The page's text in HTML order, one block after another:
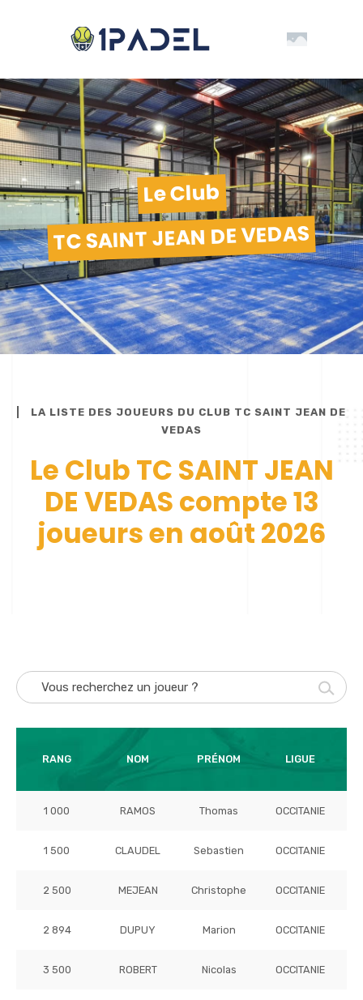
Le Club
TC SAINT JEAN DE VEDAS
LA LISTE DES JOUEURS DU CLUB TC SAINT JEAN DE
VEDAS
Le Club TC SAINT JEAN
DE VEDAS compte 13
joueurs en août 2026
RANG NOM PRÉNOM LIGUE
1 000 RAMOS Thomas OCCITANIE
1 500 CLAUDEL Sebastien OCCITANIE
2 500 MEJEAN Christophe OCCITANIE
2 894 DUPUY Marion OCCITANIE
3 500 ROBERT Nicolas OCCITANIE